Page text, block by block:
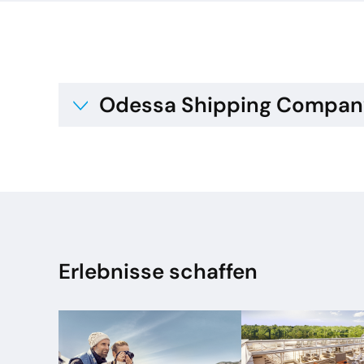
Odessa Shipping
Erlebnisse schaffen